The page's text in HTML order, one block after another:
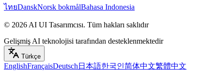
ไทยDanskNorsk bokmålBahasa Indonesia
© 2026 AI UI Tasarımcısı. Tüm hakları saklıdır
Gelişmiş AI teknolojisi tarafından desteklenmektedir
Türkçe
EnglishFrançaisDeutsch 日本語한국인简体中文繁體中文